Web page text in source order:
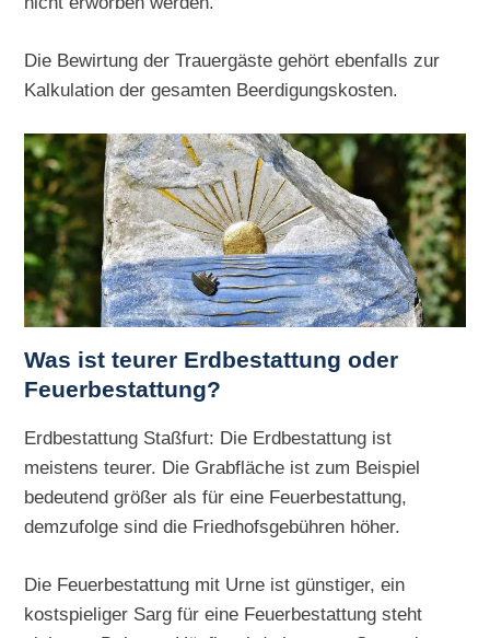
Die Bewirtung der Trauergäste gehört ebenfalls zur
Kalkulation der gesamten Beerdigungskosten.
Was ist teurer Erdbestattung oder
Feuerbestattung?
Erdbestattung Staßfurt: Die Erdbestattung ist
meistens teurer. Die Grabfläche ist zum Beispiel
bedeutend größer als für eine Feuerbestattung,
demzufolge sind die Friedhofsgebühren höher.
Die Feuerbestattung mit Urne ist günstiger, ein
kostspieliger Sarg für eine Feuerbestattung steht